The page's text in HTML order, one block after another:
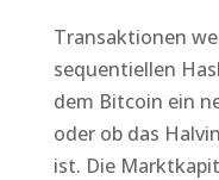
Transaktionen
sequentiellen
dem Bitcoin ein
oder ob das
ist. Die